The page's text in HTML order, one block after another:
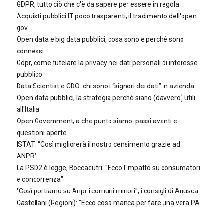
GDPR, tutto ciò che c'è da sapere per essere in regola
Acquisti pubblici IT poco trasparenti, il tradimento dell'open
gov
Open data e big data pubblici, cosa sono e perché sono
connessi
Gdpr, come tutelare la privacy nei dati personali di interesse
pubblico
Data Scientist e CDO: chi sono i “signori dei dati” in azienda
Open data pubblici, la strategia perché siano (davvero) utili
all'Italia
Open Government, a che punto siamo: passi avanti e
questioni aperte
ISTAT: “Così migliorerà il nostro censimento grazie ad
ANPR”
La PSD2 è legge, Boccadutri: "Ecco l'impatto su consumatori
e concorrenza"
"Così portiamo su Anpr i comuni minori", i consigli di Anusca
Castellani (Regioni): "Ecco cosa manca per fare una vera PA